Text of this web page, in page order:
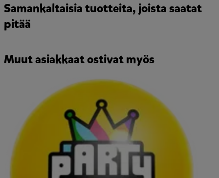
Samankaltaisia tuotteita, joista saatat
pitää
Muut asiakkaat ostivat myös